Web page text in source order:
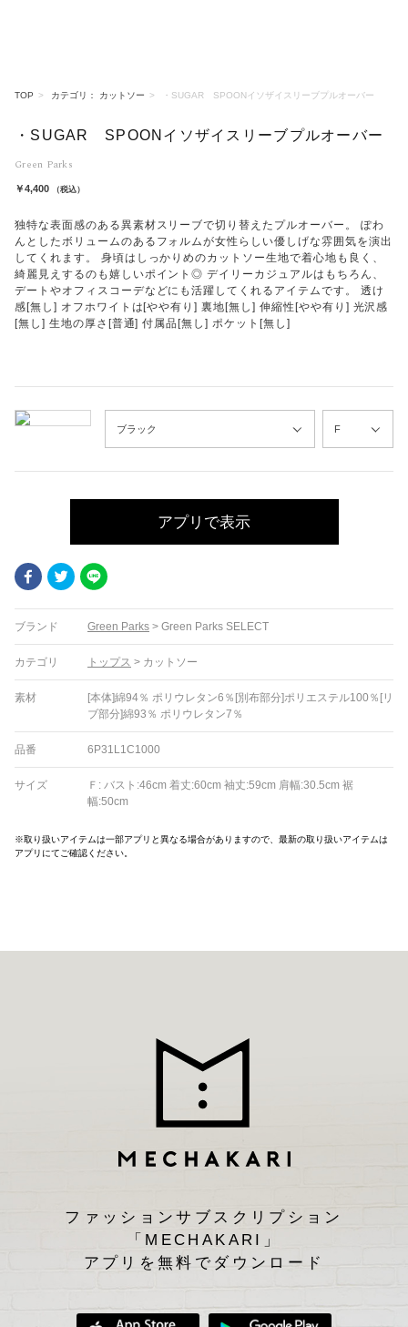
TOP カテゴリ： カットソー ・SUGAR SPOONイソザイスリーブプルオーバー
・SUGAR SPOONイソザイスリーブプルオーバー
Green Parks
￥4,400 （税込）
独特な表面感のある異素材スリーブで切り替えたプルオーバー。 ぽわ
んとしたボリュームのあるフォルムが女性らしい優しげな雰囲気を演出
してくれます。 身頃はしっかりめのカットソー生地で着心地も良く、
綺麗見えするのも嬉しいポイント◎ デイリーカジュアルはもちろん、
デートやオフィスコーデなどにも活躍してくれるアイテムです。 透け
感[無し] オフホワイトは[やや有り] 裏地[無し] 伸縮性[やや有り] 光沢感
[無し] 生地の厚さ[普通] 付属品[無し] ポケット[無し]
アプリで表示
FacebookTwitter
ブランド Green Parks > Green Parks SELECT
カテゴリ トップス > カットソー
素材
[本体]綿94％ ポリウレタン6％[別布部分]ポリエステル100％[リ
ブ部分]綿93％ ポリウレタン7％
品番 6P31L1C1000
サイズ
Ｆ: バスト:46cm 着丈:60cm 袖丈:59cm 肩幅:30.5cm 裾
幅:50cm
※取り扱いアイテムは一部アプリと異なる場合がありますので、最新の取り扱いアイテムは
アプリにてご確認ください。
ファッションサブスクリプション
「MECHAKARI」
アプリを無料でダウンロード
App Storeからダウンロード